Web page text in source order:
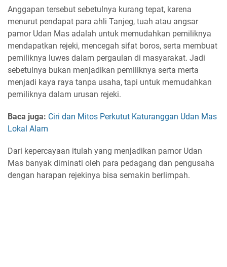
Anggapan tersebut sebetulnya kurang tepat, karena
menurut pendapat para ahli Tanjeg, tuah atau angsar
pamor Udan Mas adalah untuk memudahkan pemiliknya
mendapatkan rejeki, mencegah sifat boros, serta membuat
pemiliknya luwes dalam pergaulan di masyarakat. Jadi
sebetulnya bukan menjadikan pemiliknya serta merta
menjadi kaya raya tanpa usaha, tapi untuk memudahkan
pemiliknya dalam urusan rejeki.
Baca juga: Ciri dan Mitos Perkutut Katuranggan Udan Mas
Lokal Alam
Dari kepercayaan itulah yang menjadikan pamor Udan
Mas banyak diminati oleh para pedagang dan pengusaha
dengan harapan rejekinya bisa semakin berlimpah.